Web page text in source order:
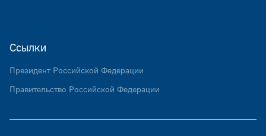
Ссылки
Президент Российской Федерации
Правительство Российской Федерации